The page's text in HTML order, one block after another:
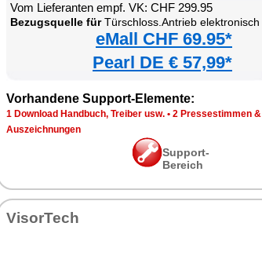
Vom Lieferanten empf. VK: CHF 299.95
Bezugsquelle fürTürschloss.Antrieb elektronisch
eMall CHF 69.95*
Pearl DE € 57,99*
Vorhandene Support-Elemente:
1 Download Handbuch, Treiber usw. • 2 Pressestimmen &
Auszeichnungen
Support-
Bereich
VisorTech